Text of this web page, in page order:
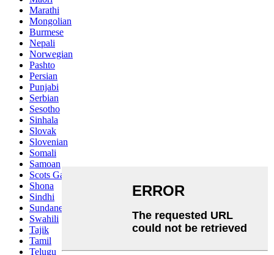
Marathi
Mongolian
Burmese
Nepali
Norwegian
Pashto
Persian
Punjabi
Serbian
Sesotho
Sinhala
Slovak
Slovenian
Somali
Samoan
Scots Gaelic
Shona
Sindhi
Sundanese
Swahili
Tajik
Tamil
Telugu